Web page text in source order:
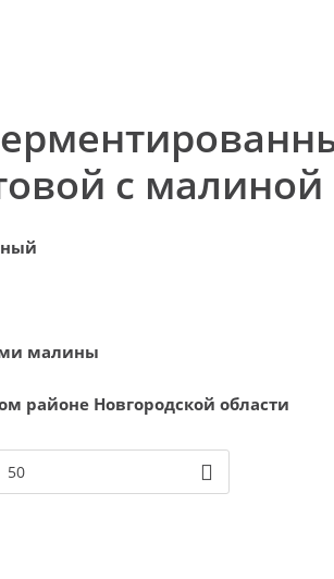
с малиной
малины
районе Новгородской области
50